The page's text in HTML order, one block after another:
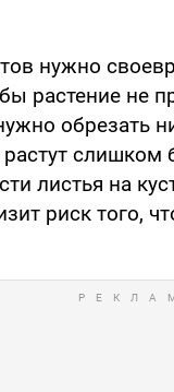
нужно
растение не
обрезать
слишком
листья на
риск того,